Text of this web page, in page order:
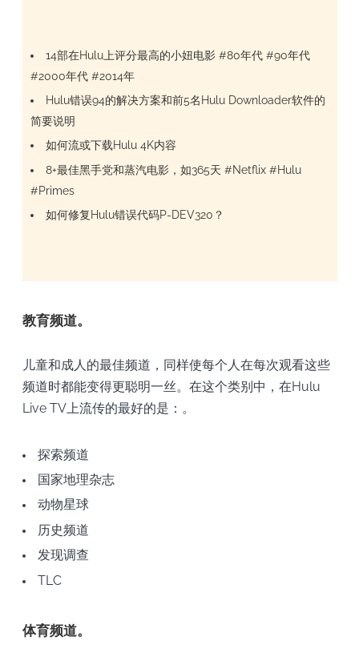
14部在Hulu上评分最高的小妞电影 #80年代 #90年代
#2000年代 #2014年
Hulu错误94的解决方案和前5名Hulu Downloader软件的
简要说明
如何流或下载Hulu 4K内容
8+最佳黑手党和蒸汽电影，如365天 #Netflix #Hulu
#Primes
如何修复Hulu错误代码P-DEV320？
教育频道。
儿童和成人的最佳频道，同样使每个人在每次观看这些
频道时都能变得更聪明一丝。在这个类别中，在Hulu
Live TV上流传的最好的是：。
探索频道
国家地理杂志
动物星球
历史频道
发现调查
TLC
体育频道。